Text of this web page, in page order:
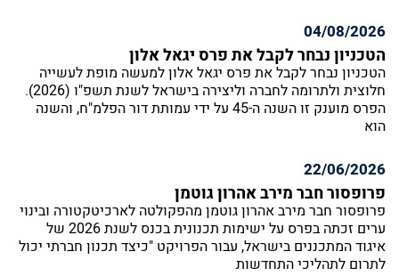
04/08/2026
הטכניון נבחר לקבל את פרס יגאל אלון
הטכניון נבחר לקבל את פרס יגאל אלון למעשה מופת לעשייה
חלוצית ולתרומה לחברה וליצירה בישראל לשנת תשפ"ו (2026).
הפרס מוענק זו השנה ה-45 על ידי עמותת דור הפלמ"ח, והשנה
הוא
22/06/2026
פרופסור חבר מירב אהרון גוטמן
פרופסור חבר מירב אהרון גוטמן מהפקולטה לארכיטקטורה ובינוי
ערים זכתה בפרס על ישימות תכנונית בכנס לשנת 2026 של
איגוד המתכננים בישראל, עבור הפרויקט "כיצד תכנון חברתי יכול
לתרום לתהליכי התחדשות